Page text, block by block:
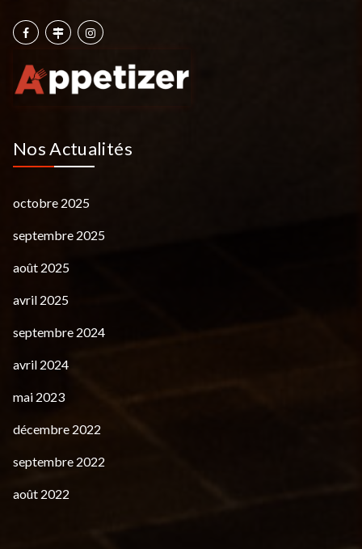
Nos Actualités
octobre 2025
septembre 2025
août 2025
avril 2025
septembre 2024
avril 2024
mai 2023
décembre 2022
septembre 2022
août 2022